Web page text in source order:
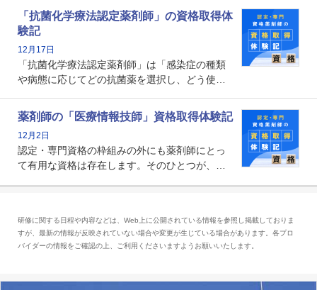
関する資格として、2009年に発足しました。薬
剤師の専門性を活かして高度化するがん医療に
貢献する姿は、今も病院薬剤師にとって一目置
かれる存在です。
「抗菌化学療法認定薬剤師」の資格取得体
験記
12月17日
「抗菌化学療法認定薬剤師」は「感染症の種類
や病態に応じてどの抗菌薬を選択し、どう使っ
る薬剤師です。現在、感染防止対策加算の施設
基準に専任の薬剤師配置が挙げられており、今
後は感染症領域で薬剤師に、より多くの役割が
求められる可能性もあります。
薬剤師の「医療情報技師」資格取得体験記
12月2日
認定・専門資格の枠組みの外にも薬剤師にとっ
て有用な資格は存在します。そのひとつが、
とは、病院薬剤師を中心に大きな武器になりま
す。
研修に関する日程や内容などは、Web上に公開されている情報を参照し掲載しておりま
すが、最新の情報が反映されていない場合や変更が生じている場合があります。各プロ
バイダーの情報をご確認の上、ご利用くださいますようお願いいたします。